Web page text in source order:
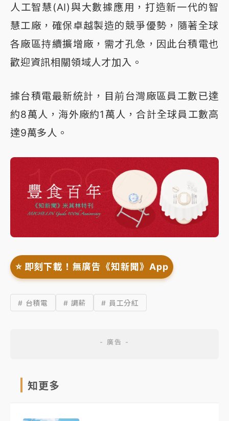
人工智慧(AI)與大數據應用，打造新一代的智
慧工廠，確保卓越製造的競爭優勢，隨著全球
各廠區持續擴增廠，需才孔急，因此台積電也
歡迎資訊相關領域人才加入。
據台積電最新統計，目前台灣廠區員工數已達
約8萬人，海外廠約1萬人，合計全球員工數高
達9萬多人。
⭐️ 即刻下載！無廣告《知新聞》App
# 台積電 # 調薪 # 員工分紅
知更多